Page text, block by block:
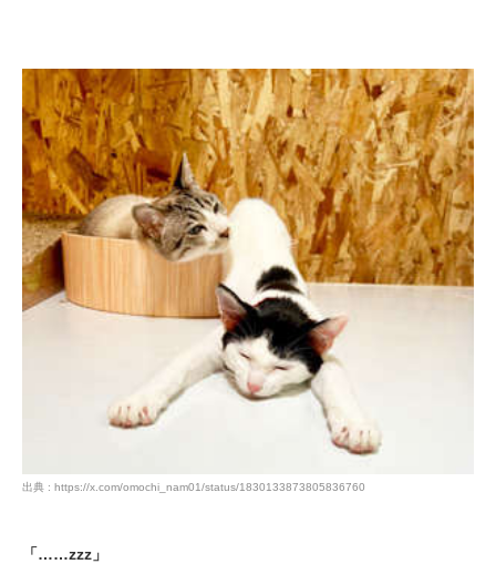
出典 : https://x.com/omochi_nam01/status/1830133873805836760
「……zzz」
アプリをダウンロードする